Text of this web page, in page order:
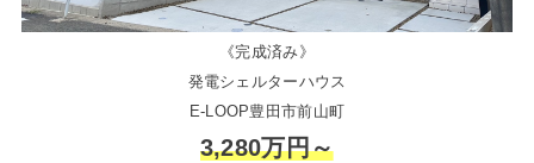
《完成済み》
発電シェルターハウス
E-LOOP豊田市前山町
3,280万円～